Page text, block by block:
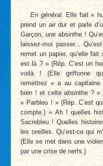
En général. Elle fait «
prend un air dur et parle
Garçon, une absinthe !
laissez-moi passer...
remet un papier, qu’elle fait
est là ? » (Rép. C’est un
voilà ! (Elle griffonne
remettrez « a au
bien ! et celte absinthe ? »
« Parbleu ! » (Rép. C’est
compte.) « Ah ! quelles
Sacrebleu ! Quelles
les oreilles. Qu’est-ce qui
(Elle se met dans une
par une crise de nerfs.)